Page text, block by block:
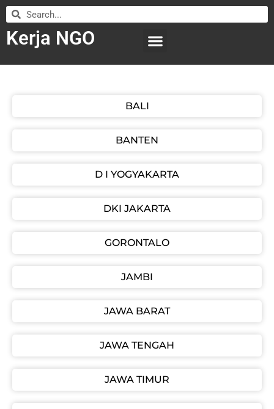
Kerja NGO
BALI
BANTEN
D I YOGYAKARTA
DKI JAKARTA
GORONTALO
JAMBI
JAWA BARAT
JAWA TENGAH
JAWA TIMUR